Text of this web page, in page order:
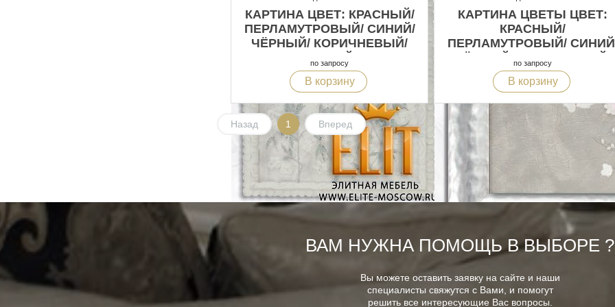
КАРТИНА ЦВЕТ: КРАСНЫЙ/
ПЕРЛАМУТРОВЫЙ/ СИНИЙ/
ЧЁРНЫЙ/ КОРИЧНЕВЫЙ/
БЕЛЫЙ
по запросу
В корзину
КАРТИНА ЦВЕТЫ ЦВЕТ:
КРАСНЫЙ/
ПЕРЛАМУТРОВЫЙ/
ЧЁРНЫЙ/ КОРИЧНЕВЫЙ/
БЕЛЫЙ
по запросу
В корзину
Назад 1 Вперед
ВАМ НУЖНА ПОМОЩЬ В ВЫБОРЕ ?
Вы можете оставить заявку на сайте и наши
специалисты свяжутся с Вами, и помогут
решить все интересующие Вас вопросы.